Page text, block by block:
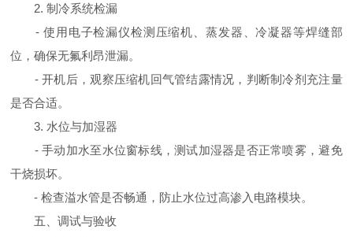
2. 制冷系统检漏
- 使用电子检漏仪检测压缩机、蒸发器、冷凝器等焊缝部
位，确保无氟利昂泄漏。
- 开机后，观察压缩机回气管结露情况，判断制冷剂充注量
是否合适。
3. 水位与加湿器
- 手动加水至水位窗标线，测试加湿器是否正常喷雾，避免
干烧损坏。
- 检查溢水管是否畅通，防止水位过高渗入电路模块。
五、调试与验收